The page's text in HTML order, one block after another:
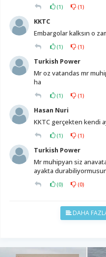
(1) (1)
KKTC
Embargolar kalksın o
(1) (1)
Turkish Power
Mr oz vatandas mr
ha
(1) (1)
Hasan Nuri
KKTC gerçekten kendi
(1) (1)
Turkish Power
Mr muhipyan siz
ayakta
(0) (0)
DAHA